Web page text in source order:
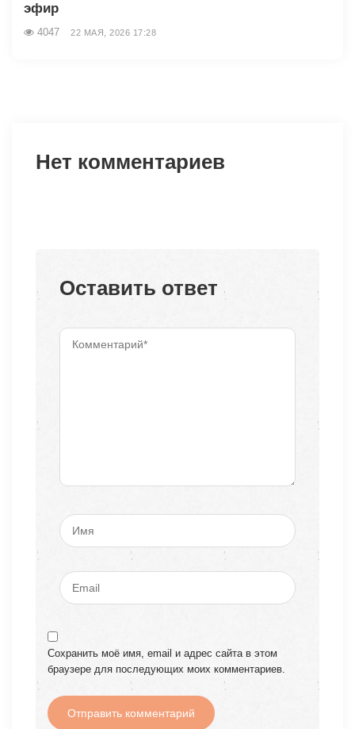
эфир
4047 22 МАЯ, 2026 17:28
Нет комментариев
Оставить ответ
Сохранить моё имя, email и адрес сайта в этом
браузере для последующих моих комментариев.